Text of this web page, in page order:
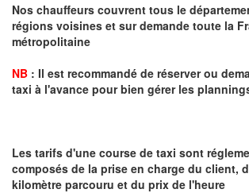
Nos chauffeurs couvrent tous le
régions voisines et sur demande toute la
métropolitaine
NB : Il est recommandé de réserverou
taxi à l'avance pour bien gérer les
Les tarifs d'une course de taxi sont
composés de la prise en charge du client,
kilomètre parcouru et du prix de l'heure